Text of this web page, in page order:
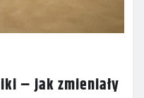
– jak zmieniały